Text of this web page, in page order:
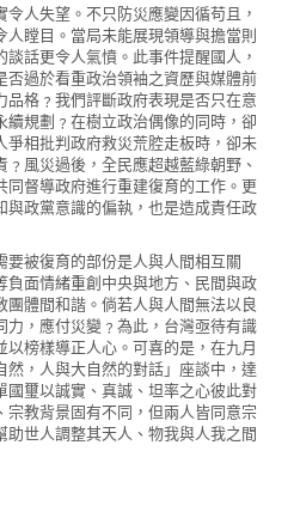
人失望。不只防災應變因循苟且，
瞠目。當局未能展現領導與擔當則
話更令人氣憤。此事件提醒國人，
過於看重政治領袖之資歷與媒體前
格﹖我們評斷政府表現是否只在意
規劃﹖在樹立政治偶像的同時，卻
相批判政府救災荒腔走板時，卻未
風災過後，全民應超越藍綠朝野、
督導政府進行重建復育的工作。更
與政黨意識的偏執，也是造成責任政
被復育的部份是人與人間相互關
面情緒重創中央與地方、民間與政
體間和諧。倘若人與人間無法以良
，應付災變﹖為此，台灣亟待有識
榜樣導正人心。可喜的是，在九月
，人與大自然的對話」座談中，達
璽以誠實、真誠、坦率之心彼此對
教背景固有不同，但兩人皆同意宗
世人調整其天人、物我與人我之間